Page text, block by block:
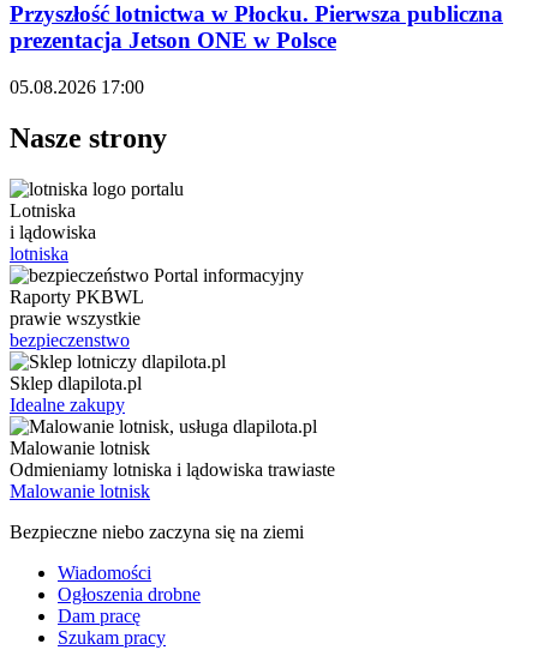
Przyszłość lotnictwa w Płocku. Pierwsza publiczna
prezentacja Jetson ONE w Polsce
05.08.2026 17:00
Nasze strony
Lotniska
i lądowiska
lotniska
Raporty PKBWL
prawie wszystkie
bezpieczenstwo
Sklep dlapilota.pl
Idealne zakupy
Malowanie lotnisk
Odmieniamy lotniska i lądowiska trawiaste
Malowanie lotnisk
Bezpieczne niebo zaczyna się na ziemi
Wiadomości
Ogłoszenia drobne
Dam pracę
Szukam pracy